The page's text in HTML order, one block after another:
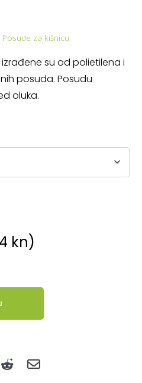
Posude za kišnicu
su od polietilena i
posuda. Posudu
oluka.
kn)